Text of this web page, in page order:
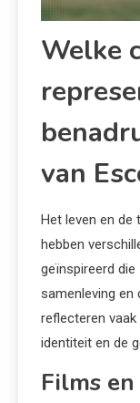
Welke
van
Het leven en de
hebben
geïnspireerd
samenleving en
reflecteren vaak
identiteit en de
Films